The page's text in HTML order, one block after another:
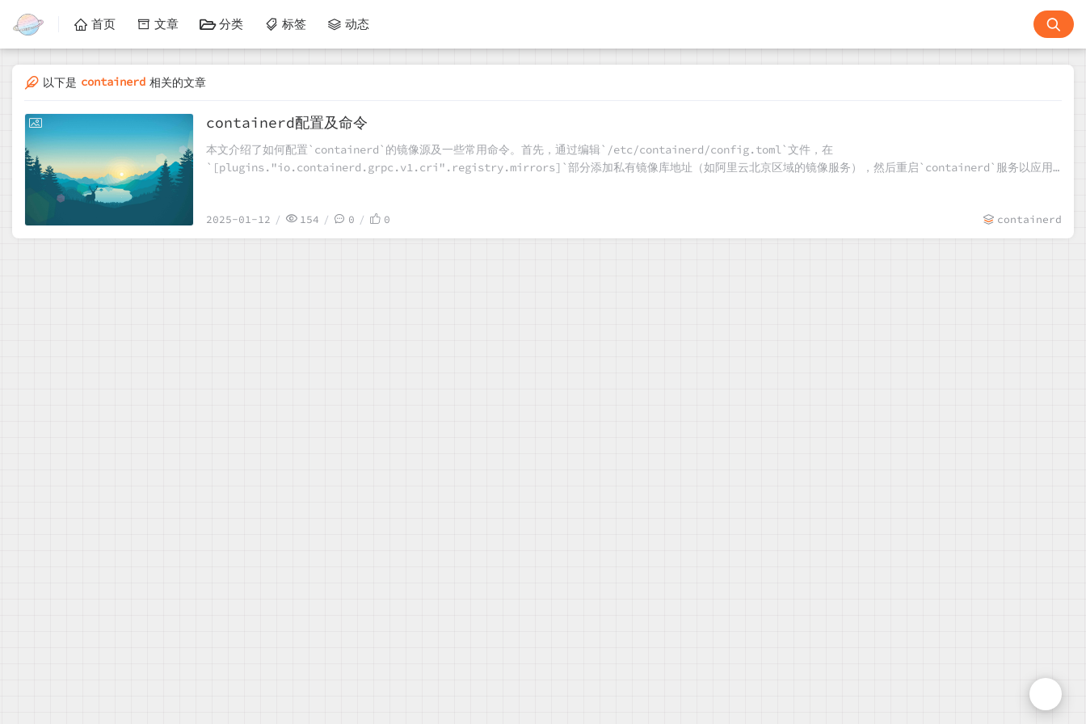
首页 文章 分类 标签 动态
以下是 containerd 相关的文章
2025-01-12
containerd配置及命令
本文介绍了如何配置`containerd`的镜像源及一些常用命令。首先，通过编辑`/etc/containerd/config.toml`文件，在
`[plugins."io.containerd.grpc.v1.cri".registry.mirrors]`部分添加私有镜像库地址（如阿里云北京区域的镜像服务），然后重启`containerd`服务以应用
2025-01-12 154 0 0 containerd